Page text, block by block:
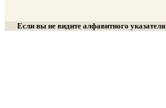
Если вы не видите алфавитного указателя